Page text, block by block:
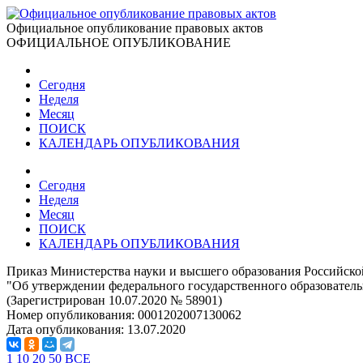
Официальное опубликование правовых актов
ОФИЦИАЛЬНОЕ ОПУБЛИКОВАНИЕ
Сегодня
Неделя
Месяц
ПОИСК
КАЛЕНДАРЬ ОПУБЛИКОВАНИЯ
Сегодня
Неделя
Месяц
ПОИСК
КАЛЕНДАРЬ ОПУБЛИКОВАНИЯ
Приказ Министерства науки и высшего образования
"Об утверждении федерального государственного
(Зарегистрирован 10.07.2020 № 58901)
Номер опубликования: 0001202007130062
Дата опубликования: 13.07.2020
1 10 20 50 ВСЕ